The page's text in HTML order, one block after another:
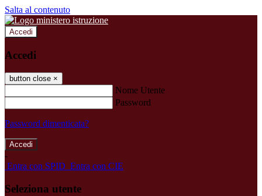
Salta al contenuto
Accedi
Accedi
button close ×
Nome Utente
Password
Password dimenticata?
-
Entra con SPID Entra con CIE
Seleziona utente